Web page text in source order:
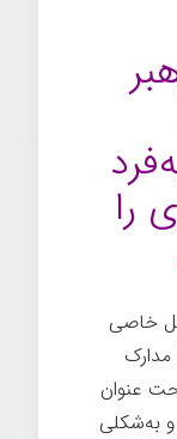
را
خاصی
مدارک
عنوان
به‌شکلی